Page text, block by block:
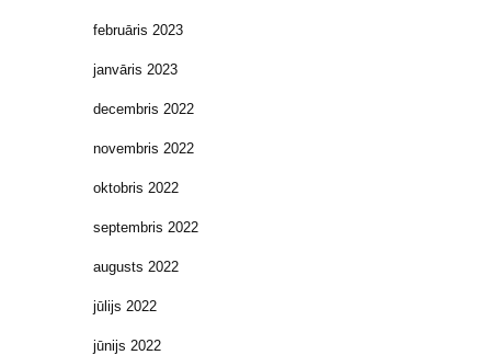
februāris 2023
janvāris 2023
decembris 2022
novembris 2022
oktobris 2022
septembris 2022
augusts 2022
jūlijs 2022
jūnijs 2022